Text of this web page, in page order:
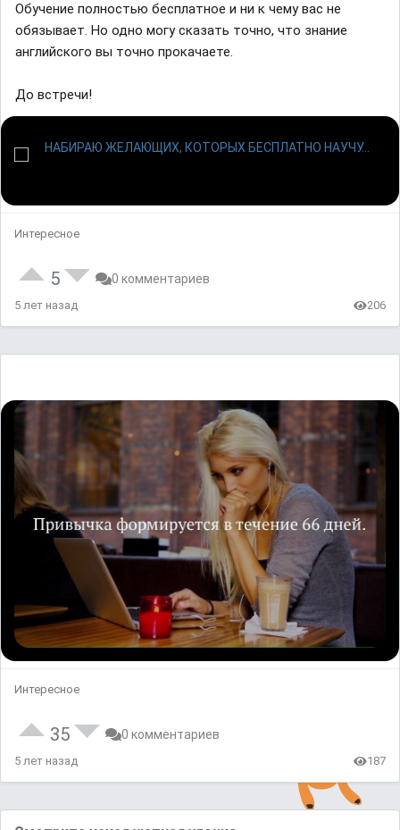
Обучение полностью бесплатное и ни к чему вас не
обязывает. Но одно могу сказать точно, что знание
английского вы точно прокачаете.
До встречи!
Интересное
5 0 комментариев
5 лет назад 206
Интересное
35 0 комментариев
5 лет назад 187